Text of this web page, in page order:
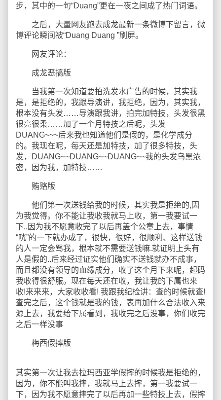
步，其中的一句“Duang”更在一夜之间成了热门词语。
之后，大量网友跑去成龙最新一条微博下留言，微
博评论瞬间被“Duang Duang ”刷屏。
网友评论：
成龙恶搞版
当我第一次知道要拍洗发水广告的时候，其实我
是，是拒绝的，我跟导演讲，我拒绝，因为，其实我，
根本没有头发……导演跟我讲，拍完加特技，头发很黑
很亮很柔……加了一个月特技之后呢，头发
DUANG~~~后来我也知道他们是假的，是化学成分
的。我现在呢，每天还是加特技，加了很多特技，头
发，DUANG~~DUANG~~DUANG~~我的头发乌黑浓
密，因为我，加特技……
贿赂版
他们第一次送钱给我的时候，其实我是拒绝的,因
为我觉得。你不能让我收我就马上收，第一我要试一
下..因为我不愿意收完了以后再盖个公章上去，事情
“咣”的一下就办成了，很快，很好，很顺利、这样送钱
的人一定会骂我，根本就不需要送钱嘛.就证明上头有
人是假的..后来经过证实他们确实不送钱就办不成事，
而且都没有领导的血缘成分，收了这个月下来呢，起码
我收得很舒服。现在每天还在收，我让我的下属也来
收!来来来，大家收收看! 我跟我纪检讲：查的时候就查!
查完之后，这个钱就是我的钱，表再加什么合法收入来
源上去，我要给下属看到，我收完之后没事，你们收完
之后一样没事
梅西假摔版
其实第一次让我去拉玛西亚学假摔的时候我是拒绝的，
因为，你不能叫我摔，我就马上去摔，第一我要试一
下，因为我不愿意摔完了以后再加一些特技上去，假摔